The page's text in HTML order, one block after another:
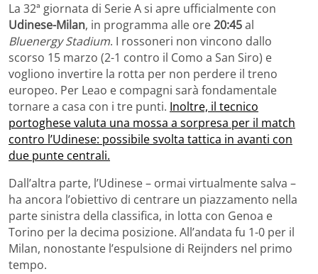
La 32ª giornata di Serie A si apre ufficialmente con
Udinese-Milan, in programma alle ore20:45al
Bluenergy Stadium. I rossoneri non vincono dallo
scorso 15 marzo (2-1 contro il Como a San Siro) e
vogliono invertire la rotta per non perdere il treno
europeo. Per Leao e compagni sarà fondamentale
tornare a casa con i tre punti. Inoltre, il tecnico
portoghese valuta una mossa a sorpresa per il match
contro l’Udinese: possibile svolta tattica in avanti con
due punte centrali.
Dall’altra parte, l’Udinese – ormai virtualmente salva –
ha ancora l’obiettivo di centrare un piazzamento nella
parte sinistra della classifica, in lotta con Genoa e
Torino per la decima posizione. All’andata fu 1-0 per il
Milan, nonostante l’espulsione di Reijnders nel primo
tempo.